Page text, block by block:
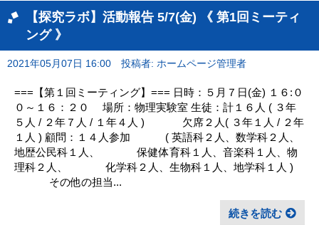
【探究ラボ】活動報告 5/7(金) 《 第1回ミーティ
ング 》
2021年05月07日 16:00 投稿者: ホームページ管理者
===【第１回ミーティング】=== 日時：５月７日(金) １６:０
０～１６：２０ 場所：物理実験室 生徒：計１６人 ( ３年
５人 / ２年７人 / １年４人 ) 欠席２人( ３年１人 / ２年
１人 ) 顧問：１４人参加 ( 英語科２人、数学科２人、
地歴公民科１人、 保健体育科１人、音楽科１人、物
理科２人、 化学科２人、生物科１人、地学科１人 )
その他の担当...
続きを読む